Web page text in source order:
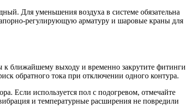
Для уменьшения воздуха в системе обязательна
регулирующую арматуру и шаровые краны для
к ближайшему выходу и временно закрутите фитинги
обратного тока при отключении одного контура.
Если используется пол с подогревом, отмечайте
и температурные расширения не повредили